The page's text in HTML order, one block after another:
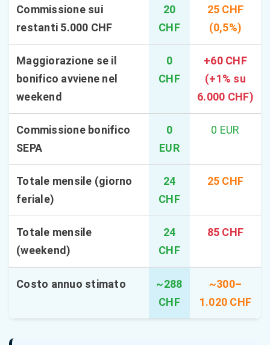
Commissione sui
restanti 5.000 CHF
20
CHF
25 CHF
(0,5%)
Maggiorazione se il
bonifico avviene nel
weekend
0
CHF
+60 CHF
(+1% su
6.000 CHF)
Commissione bonifico
SEPA
0
EUR
0 EUR
Totale mensile (giorno
feriale)
24
CHF
25 CHF
Totale mensile
(weekend)
24
CHF
85 CHF
Costo annuo stimato
~288
CHF
~300–
1.020 CHF